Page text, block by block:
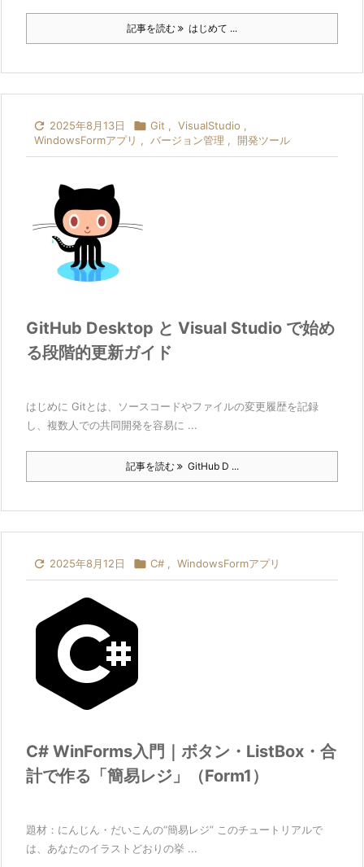
記事を読む はじめて ...
 2025年8月13日  Git , VisualStudio ,
WindowsFormアプリ , バージョン管理 , 開発ツール
GitHub Desktop と Visual Studio で始め
る段階的更新ガイド
はじめに Gitとは、ソースコードやファイルの変更履歴を記録
し、複数人での共同開発を容易に ...
記事を読む GitHub D ...
 2025年8月12日  C# , WindowsFormアプリ
C# WinForms入門｜ボタン・ListBox・合
計で作る「簡易レジ」（Form1）
題材：にんじん・だいこんの“簡易レジ” このチュートリアルで
は、あなたのイラストどおりの挙 ...